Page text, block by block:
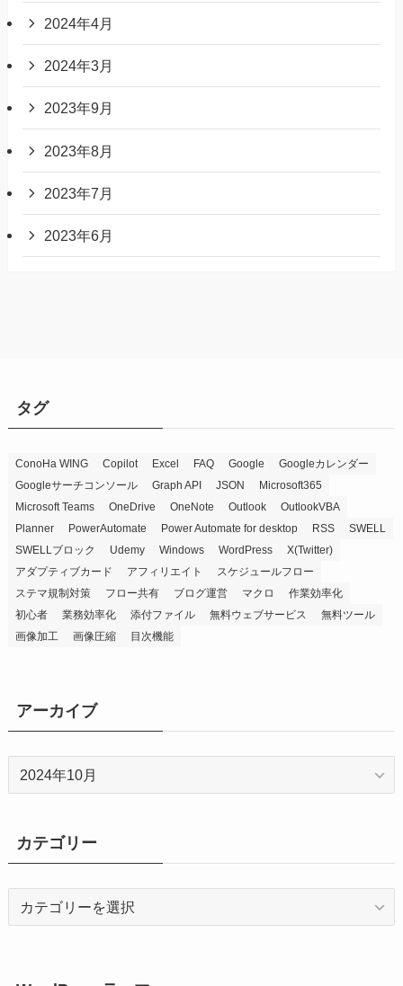
2024年4月
2024年3月
2023年9月
2023年8月
2023年7月
2023年6月
タグ
ConoHa WING Copilot Excel FAQ Google
Googleカレンダー
Googleサーチコンソール
Graph API JSON
Microsoft365
Microsoft Teams
OneDrive OneNote Outlook
OutlookVBA
Planner
PowerAutomate Power Automate for desktop RSS
SWELL
SWELLブロック
Udemy Windows WordPress
X(Twitter)
アダプティブカード
アフィリエイト
スケジュールフロー
ステマ規制対策
フロー共有 ブログ運営 マクロ
作業効率化
初心者
業務効率化 添付ファイル 無料ウェブサービス
無料ツール
画像加工
画像圧縮 目次機能
アーカイブ
ブ
カテゴリー